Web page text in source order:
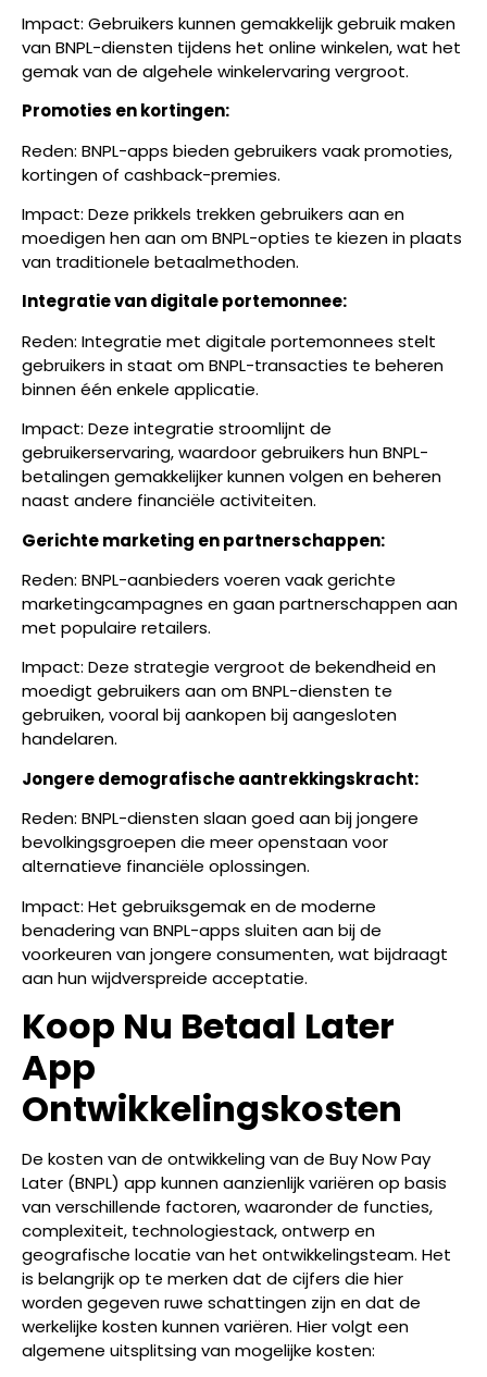
Impact: Gebruikers kunnen gemakkelijk gebruik maken
van BNPL-diensten tijdens het online winkelen, wat het
gemak van de algehele winkelervaring vergroot.
Promoties en kortingen:
Reden: BNPL-apps bieden gebruikers vaak promoties,
kortingen of cashback-premies.
Impact: Deze prikkels trekken gebruikers aan en
moedigen hen aan om BNPL-opties te kiezen in plaats
van traditionele betaalmethoden.
Integratie van digitale portemonnee:
Reden: Integratie met digitale portemonnees stelt
gebruikers in staat om BNPL-transacties te beheren
binnen één enkele applicatie.
Impact: Deze integratie stroomlijnt de
gebruikerservaring, waardoor gebruikers hun BNPL-
betalingen gemakkelijker kunnen volgen en beheren
naast andere financiële activiteiten.
Gerichte marketing en partnerschappen:
Reden: BNPL-aanbieders voeren vaak gerichte
marketingcampagnes en gaan partnerschappen aan
met populaire retailers.
Impact: Deze strategie vergroot de bekendheid en
moedigt gebruikers aan om BNPL-diensten te
gebruiken, vooral bij aankopen bij aangesloten
handelaren.
Jongere demografische aantrekkingskracht:
Reden: BNPL-diensten slaan goed aan bij jongere
bevolkingsgroepen die meer openstaan voor
alternatieve financiële oplossingen.
Impact: Het gebruiksgemak en de moderne
benadering van BNPL-apps sluiten aan bij de
voorkeuren van jongere consumenten, wat bijdraagt
aan hun wijdverspreide acceptatie.
Koop Nu Betaal Later
App
Ontwikkelingskosten
De kosten van de ontwikkeling van de Buy Now Pay
Later (BNPL) app kunnen aanzienlijk variëren op basis
van verschillende factoren, waaronder de functies,
complexiteit, technologiestack, ontwerp en
geografische locatie van het ontwikkelingsteam. Het
is belangrijk op te merken dat de cijfers die hier
worden gegeven ruwe schattingen zijn en dat de
werkelijke kosten kunnen variëren. Hier volgt een
algemene uitsplitsing van mogelijke kosten: